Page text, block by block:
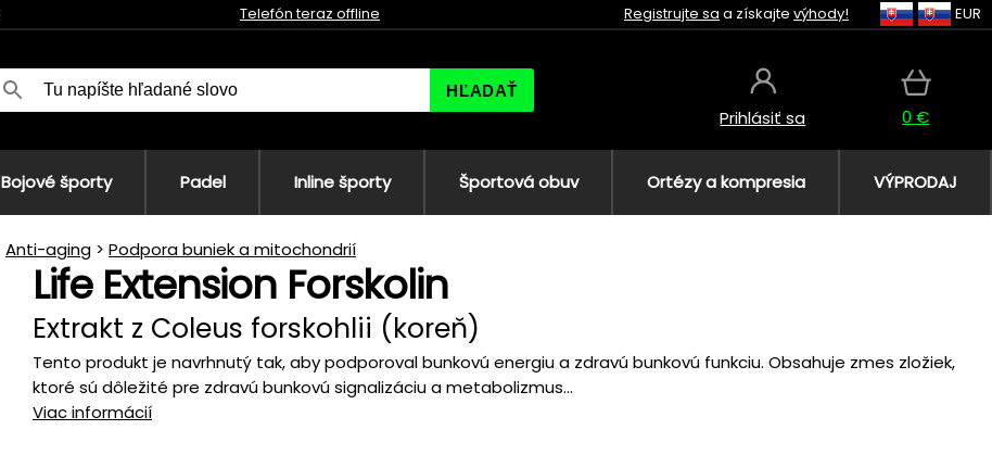
Telefón teraz offline Registrujte sa a získajte výhody! EUR
HĽADAŤ
Prihlásiť sa 0 €
Bojové športy Padel Inline športy Športová obuv Ortézy a kompresia VÝPRODAJ
Anti-aging Podpora buniek a mitochondrií
Life Extension Forskolin
Extrakt z Coleus forskohlii (koreň)
Tento produkt je navrhnutý tak, aby podporoval bunkovú energiu a zdravú bunkovú funkciu. Obsahuje zmes zložiek,
ktoré sú dôležité pre zdravú bunkovú signalizáciu a metabolizmus...
Viac informácií